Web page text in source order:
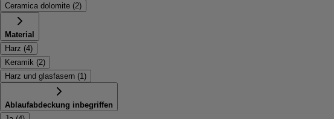
Ceramica dolomite (2)
Material
Harz (4)
Keramik (2)
Harz und glasfasern (1 )
Ablaufabdeckung inbegriffen